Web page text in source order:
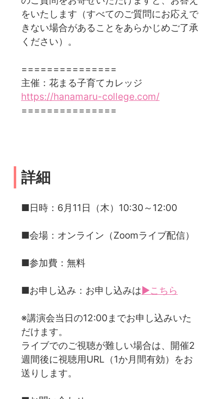
をいたします（すべてのご質問にお応えで
きない場合があることをあらかじめご了承
ください）。
===============
主催：花まる子育てカレッジ
https://hanamaru-college.com/
===============
詳細
■日時：6月11日（木）10:30～12:00
■会場：オンライン（Zoomライブ配信）
■参加費：無料
■お申し込み：お申し込みは▶こちら
※講演会当日の12:00までお申し込みいた
だけます。
ライブでのご視聴が難しい場合は、開催2
週間後に視聴用URL（1か月間有効）をお
送りします。